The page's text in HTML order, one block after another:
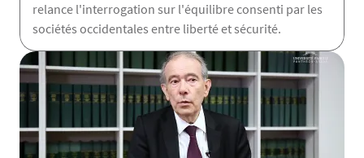
relance l'interrogation sur l'équilibre consenti par les
sociétés occidentales entre liberté et sécurité.